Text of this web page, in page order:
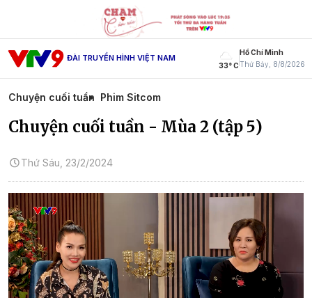
ĐÀI TRUYỀN HÌNH VIỆT NAM
33° C
Hồ Chí Minh
Thứ Bảy, 8/8/2026
Chuyện cuối tuần Phim Sitcom
Chuyện cuối tuần - Mùa 2 (tập 5)
Thứ Sáu, 23/2/2024